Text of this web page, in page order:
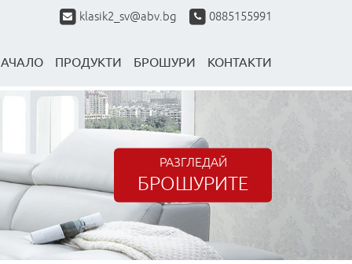
klasik2_sv@abv.bg 0885155991
ПРОДУКТИ БРОШУРИ КОНТАКТИ
РАЗГЛЕДАЙ
БРОШУРИТЕ